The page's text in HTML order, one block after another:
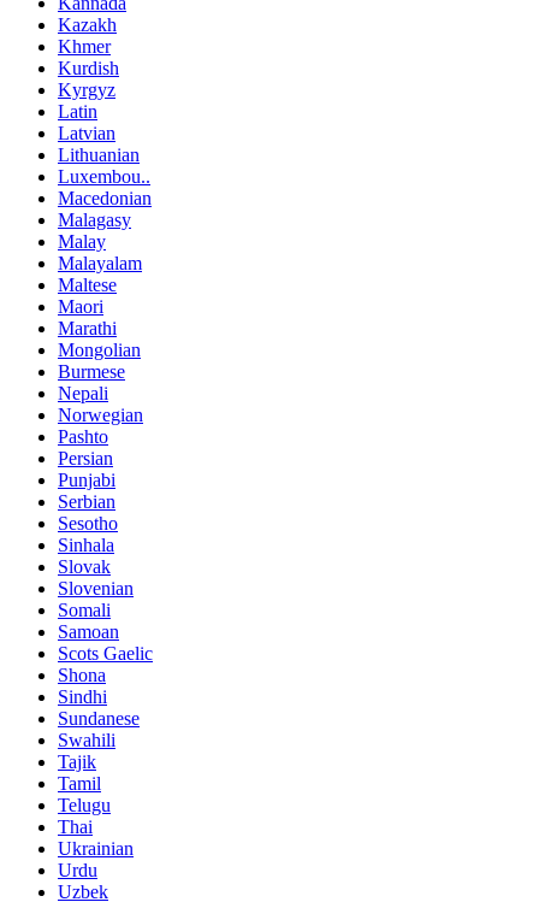
Kazakh
Khmer
Kurdish
Kyrgyz
Latin
Latvian
Lithuanian
Luxembou..
Macedonian
Malagasy
Malay
Malayalam
Maltese
Maori
Marathi
Mongolian
Burmese
Nepali
Norwegian
Pashto
Persian
Punjabi
Serbian
Sesotho
Sinhala
Slovak
Slovenian
Somali
Samoan
Scots Gaelic
Shona
Sindhi
Sundanese
Swahili
Tajik
Tamil
Telugu
Thai
Ukrainian
Urdu
Uzbek